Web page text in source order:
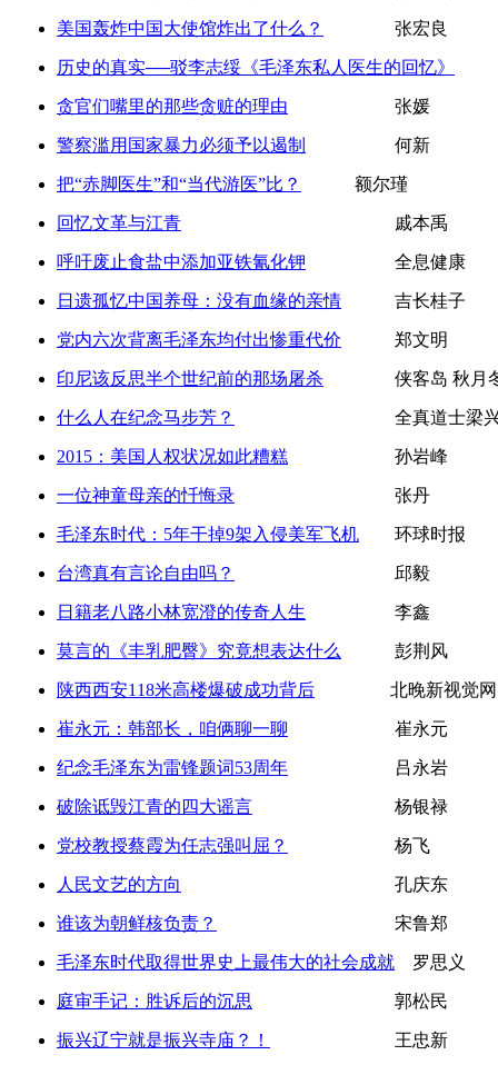
美国轰炸中国大使馆炸出了什么？ 张宏良
历史的真实──驳李志绥《毛泽东私人医生的回忆》
贪官们嘴里的那些贪赃的理由 张媛
警察滥用国家暴力必须予以遏制 何新
把“赤脚医生”和“当代游医”比？ 额尔瑾
回忆文革与江青 戚本禹
呼吁废止食盐中添加亚铁氰化钾 全息健康
日遗孤忆中国养母：没有血缘的亲情 吉长桂子
党内六次背离毛泽东均付出惨重代价 郑文明
印尼该反思半个世纪前的那场屠杀 侠客岛 秋月
什么人在纪念马步芳？ 全真道士梁兴
2015：美国人权状况如此糟糕 孙岩峰
一位神童母亲的忏悔录 张丹
毛泽东时代：5年干掉9架入侵美军飞机 环球时报
台湾真有言论自由吗？ 邱毅
日籍老八路小林宽澄的传奇人生 李鑫
莫言的《丰乳肥臀》究竟想表达什么 彭荆风
陕西西安118米高楼爆破成功背后 北晚新视觉网
崔永元：韩部长，咱俩聊一聊 崔永元
纪念毛泽东为雷锋题词53周年 吕永岩
破除诋毁江青的四大谣言 杨银禄
党校教授蔡霞为任志强叫屈？ 杨飞
人民文艺的方向 孔庆东
谁该为朝鲜核负责？ 宋鲁郑
毛泽东时代取得世界史上最伟大的社会成就 罗思义
庭审手记：胜诉后的沉思 郭松民
振兴辽宁就是振兴寺庙？！ 王忠新